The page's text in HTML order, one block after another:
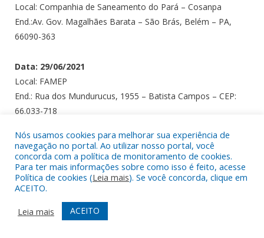
Local: Companhia de Saneamento do Pará – Cosanpa
End.:Av. Gov. Magalhães Barata – São Brás, Belém – PA,
66090-363
Data: 29/06/2021
Local: FAMEP
End.: Rua dos Mundurucus, 1955 – Batista Campos – CEP:
66.033-718
Data: 21/06/2021 a 23/06/2021
Local: FAMEP
End.: Rua dos Mundurucus, 1955 – Batista Campos – CEP:
66.033-718
Data: 02/06/2021
Nós usamos cookies para melhorar sua experiência de
navegação no portal. Ao utilizar nosso portal, você
concorda com a política de monitoramento de cookies.
Para ter mais informações sobre como isso é feito, acesse
Política de cookies (Leia mais). Se você concorda, clique em
ACEITO.
Leia mais
ACEITO